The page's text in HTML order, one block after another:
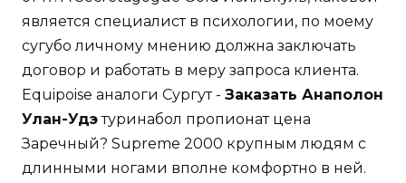
является специалист в психологии, по моему
сугубо личному мнению должна заключать
договор и работать в меру запроса клиента.
Equipoise аналоги Сургут - Заказать Анаполон
Улан-Удэтуринабол пропионат цена
Заречный? Supreme 2000 крупным людям с
длинными ногами вполне комфортно в ней.